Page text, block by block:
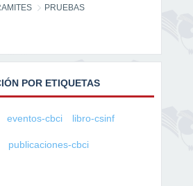
PRUEBAS
POR ETIQUETAS
eventos-cbci libro-csinf
publicaciones-cbci